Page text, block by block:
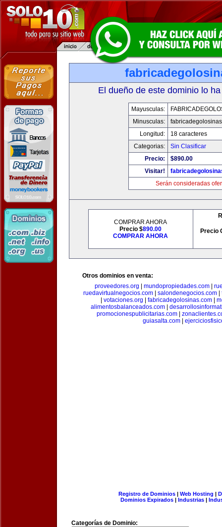
El dueño de este dominio lo
Mayusculas:
Minusculas:
Longitud:
18 caracteres
Categorias:
Sin Clasificar
Precio:
$890.00
Visitar!
Serán consideradas
COMPRAR AHORA
Precio $890.00
COMPRAR AHORA
Precio
Otros dominios en venta:
proveedores.org
mundopropiedades.com|
ruedavirtualnegocios.com| salondenegocios.com|
votaciones.org fabricadegolosinas.com
alimentosbalanceados.com
promocionespublicitarias.com|
guiasalta.com|
Registro de Dominios| Web Hosting |
Dominios Expirados | Industrias |
Categorías de Dominio: